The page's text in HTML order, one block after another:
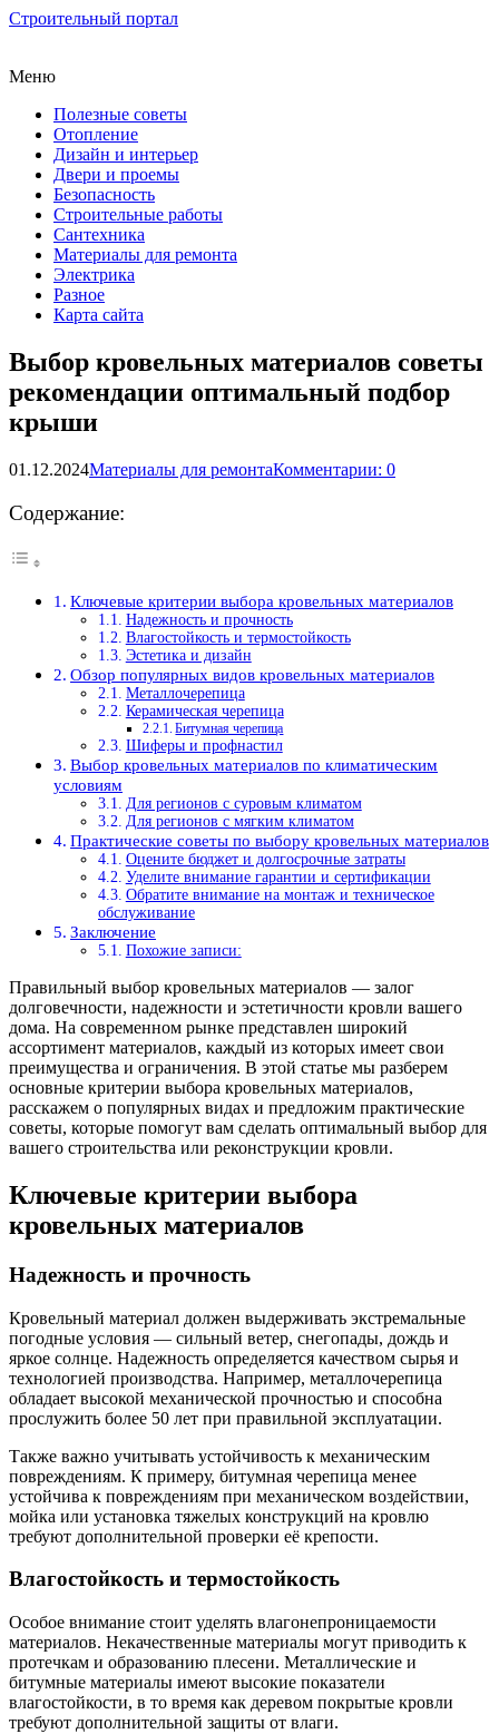
Строительный портал
Меню
Полезные советы
Отопление
Дизайн и интерьер
Двери и проемы
Безопасность
Строительные работы
Сантехника
Материалы для ремонта
Электрика
Разное
Карта сайта
Выбор кровельных материалов советы
рекомендации оптимальный подбор
крыши
01.12.2024Материалы для ремонтаКомментарии: 0
Содержание:
Ключевые критерии выбора кровельных материалов
Надежность и прочность
Влагостойкость и термостойкость
Эстетика и дизайн
Обзор популярных видов кровельных материалов
Металлочерепица
Керамическая черепица
Битумная черепица
Шиферы и профнастил
Выбор кровельных материалов по климатическим
условиям
Для регионов с суровым климатом
Для регионов с мягким климатом
Практические советы по выбору кровельных материалов
Оцените бюджет и долгосрочные затраты
Уделите внимание гарантии и сертификации
Обратите внимание на монтаж и техническое
обслуживание
Заключение
Похожие записи:
Правильный выбор кровельных материалов — залог
долговечности, надежности и эстетичности кровли вашего
дома. На современном рынке представлен широкий
ассортимент материалов, каждый из которых имеет свои
преимущества и ограничения. В этой статье мы разберем
основные критерии выбора кровельных материалов,
расскажем о популярных видах и предложим практические
советы, которые помогут вам сделать оптимальный выбор для
вашего строительства или реконструкции кровли.
Ключевые критерии выбора
кровельных материалов
Надежность и прочность
Кровельный материал должен выдерживать экстремальные
погодные условия — сильный ветер, снегопады, дождь и
яркое солнце. Надежность определяется качеством сырья и
технологией производства. Например, металлочерепица
обладает высокой механической прочностью и способна
прослужить более 50 лет при правильной эксплуатации.
Также важно учитывать устойчивость к механическим
повреждениям. К примеру, битумная черепица менее
устойчива к повреждениям при механическом воздействии,
мойка или установка тяжелых конструкций на кровлю
требуют дополнительной проверки её крепости.
Влагостойкость и термостойкость
Особое внимание стоит уделять влагонепроницаемости
материалов. Некачественные материалы могут приводить к
протечкам и образованию плесени. Металлические и
битумные материалы имеют высокие показатели
влагостойкости, в то время как деревом покрытые кровли
требуют дополнительной защиты от влаги.